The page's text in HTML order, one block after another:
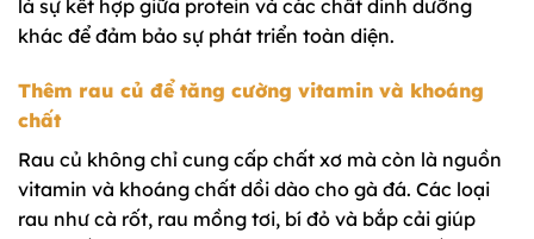
là sự kết hợp giữa protein và các chất dinh dưỡng
khác để đảm bảo sự phát triển toàn diện.
Thêm rau củ để tăng cường vitamin và khoáng
chất
Rau củ không chỉ cung cấp chất xơ mà còn là nguồn
vitamin và khoáng chất dồi dào cho gà đá. Các loại
rau như cà rốt, rau mồng tơi, bí đỏ và bắp cải giúp